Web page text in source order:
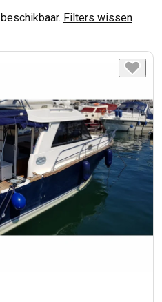
beschikbaar. Filters wissen